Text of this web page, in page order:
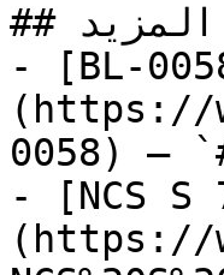
## اكتشف المزيد
- [BL-
(https://
0058) —
- [NCS S
(https://